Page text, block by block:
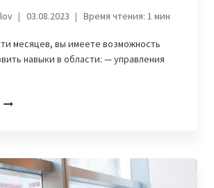
03.08.2023 Время чтения: 1мин
месяцев, вы имеете возможность
навыки в области: — управления
ОТКРЫТА